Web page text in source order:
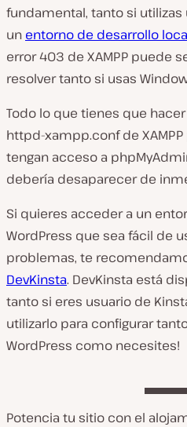
fundamental, tanto si
un entorno de desarrollo
error 403 de XAMPP puede
resolver tanto si usas
Todo lo que tienes que
httpd-xampp.confde
tengan acceso a
debería desaparecer de
Si quieres acceder a un
WordPress que sea fácil de
problemas, te
DevKinsta. DevKinsta está
tanto si eres usuario de
utilizarlo para configurar
WordPress como necesites!
Potencia tu sitio con el